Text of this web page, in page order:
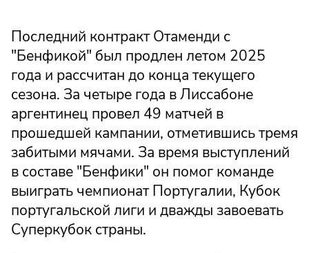
Последний контракт Отаменди с
"Бенфикой" был продлен летом 2025
года и рассчитан до конца текущего
сезона. За четыре года в Лиссабоне
аргентинец провел 49 матчей в
прошедшей кампании, отметившись тремя
забитыми мячами. За время выступлений
в составе "Бенфики" он помог команде
выиграть чемпионат Португалии, Кубок
португальской лиги и дважды завоевать
Суперкубок страны.